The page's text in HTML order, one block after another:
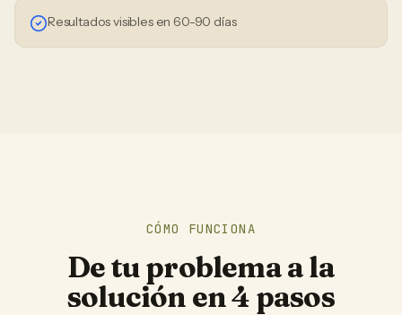
Resultados visibles en 60-90 días
CÓMO FUNCIONA
De tu problema a la
solución en 4 pasos